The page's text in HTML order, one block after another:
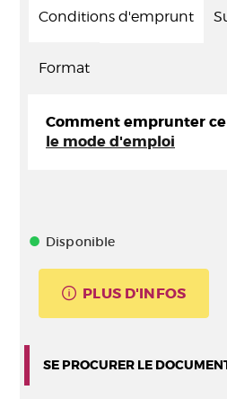
Conditions d'emprunt
Format
Comment emprunter ce
le mode d'emploi
Disponible
PLUS D'INFOS
SE PROCURER LE